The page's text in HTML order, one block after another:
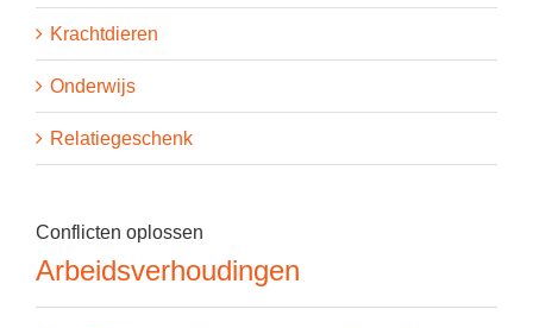
Krachtdieren
Onderwijs
Relatiegeschenk
Conflicten oplossen
Arbeidsverhoudingen